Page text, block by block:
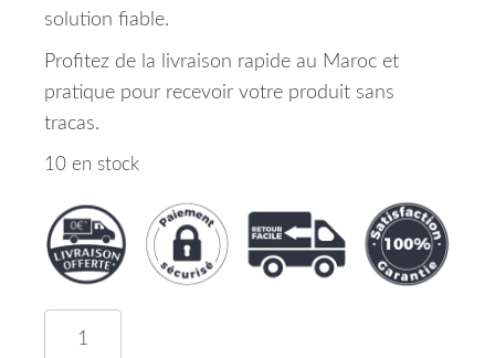
solution fiable.
Profitez de la livraison rapide au Maroc et
pratique pour recevoir votre produit sans
tracas.
10 en stock